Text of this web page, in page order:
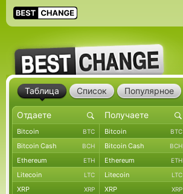
Таблица Список Популярное
Bitcoin BTC Bitcoin BTC
Bitcoin Cash BCH Bitcoin Cash BCH
Ethereum ETH Ethereum ETH
Litecoin LTC Litecoin LTC
XRP XRP XRP XRP